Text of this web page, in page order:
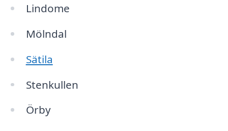
Lindome
Mölndal
Sätila
Stenkullen
Örby